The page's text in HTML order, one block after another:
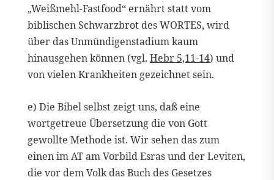
„Weißmehl-Fastfood“ ernährt statt vom
biblischen Schwarzbrot des WORTES, wird
über das Unmündigenstadium kaum
hinausgehen können (vgl. Hebr 5,11-14) und
von vielen Krankheiten gezeichnet sein.
e) Die Bibel selbst zeigt uns, daß eine
wortgetreue Übersetzung die von Gott
gewollte Methode ist. Wir sehen das zum
einen im AT am Vorbild Esras und der Leviten,
die vor dem Volk das Buch des Gesetzes